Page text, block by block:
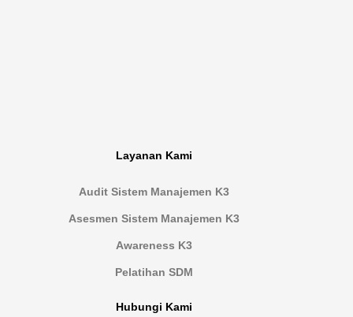
Layanan Kami
Audit Sistem Manajemen K3
Asesmen Sistem Manajemen K3
Awareness K3
Pelatihan SDM
Hubungi Kami